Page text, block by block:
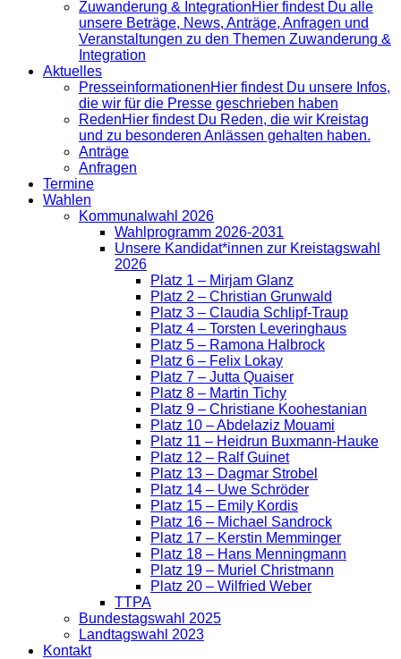
Zuwanderung & IntegrationHier findest Du alle
unsere Beträge, News, Anträge, Anfragen und
Veranstaltungen zu den Themen Zuwanderung &
Integration
Aktuelles
Presse­informationenHier findest Du unsere Infos,
die wir für die Presse geschrieben haben
RedenHier findest Du Reden, die wir Kreistag
und zu besonderen Anlässen gehalten haben.
Anträge
Anfragen
Termine
Wahlen
Kommunalwahl 2026
Wahlprogramm 2026-2031
Unsere Kandidat*innen zur Kreistagswahl
2026
Platz 1 – Mirjam Glanz
Platz 2 – Christian Grunwald
Platz 3 – Claudia Schlipf-Traup
Platz 4 – Torsten Leveringhaus
Platz 5 – Ramona Halbrock
Platz 6 – Felix Lokay
Platz 7 – Jutta Quaiser
Platz 8 – Martin Tichy
Platz 9 – Christiane Koohestanian
Platz 10 – Abdelaziz Mouami
Platz 11 – Heidrun Buxmann-Hauke
Platz 12 – Ralf Guinet
Platz 13 – Dagmar Strobel
Platz 14 – Uwe Schröder
Platz 15 – Emily Kordis
Platz 16 – Michael Sandrock
Platz 17 – Kerstin Memminger
Platz 18 – Hans Menningmann
Platz 19 – Muriel Christmann
Platz 20 – Wilfried Weber
TTPA
Bundestagswahl 2025
Landtagswahl 2023
Kontakt